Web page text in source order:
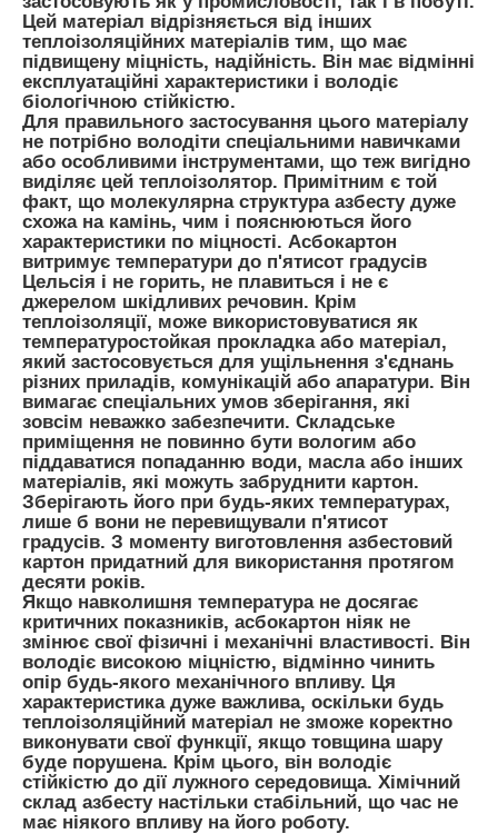
Цей матеріал відрізняється від інших
теплоізоляційних матеріалів тим, що має
підвищену міцність, надійність. Він має відмінні
експлуатаційні характеристики і володіє
біологічною стійкістю.
Для правильного застосування цього матеріалу
не потрібно володіти спеціальними навичками
або особливими інструментами, що теж вигідно
виділяє цей теплоізолятор. Примітним є той
факт, що молекулярна структура азбесту дуже
схожа на камінь, чим і пояснюються його
характеристики по міцності. Асбокартон
витримує температури до п'ятисот градусів
Цельсія і не горить, не плавиться і не є
джерелом шкідливих речовин. Крім
теплоізоляції, може використовуватися як
температуростойкая прокладка або матеріал,
який застосовується для ущільнення з'єднань
різних приладів, комунікацій або апаратури. Він
вимагає спеціальних умов зберігання, які
зовсім неважко забезпечити. Складське
приміщення не повинно бути вологим або
піддаватися попаданню води, масла або інших
матеріалів, які можуть забруднити картон.
Зберігають його при будь-яких температурах,
лише б вони не перевищували п'ятисот
градусів. З моменту виготовлення азбестовий
картон придатний для використання протягом
десяти років.
Якщо навколишня температура не досягає
критичних показників, асбокартон ніяк не
змінює свої фізичні і механічні властивості. Він
володіє високою міцністю, відмінно чинить
опір будь-якого механічного впливу. Ця
характеристика дуже важлива, оскільки будь
теплоізоляційний матеріал не зможе коректно
виконувати свої функції, якщо товщина шару
буде порушена. Крім цього, він володіє
стійкістю до дії лужного середовища. Хімічний
склад азбесту настільки стабільний, що час не
має ніякого впливу на його роботу.